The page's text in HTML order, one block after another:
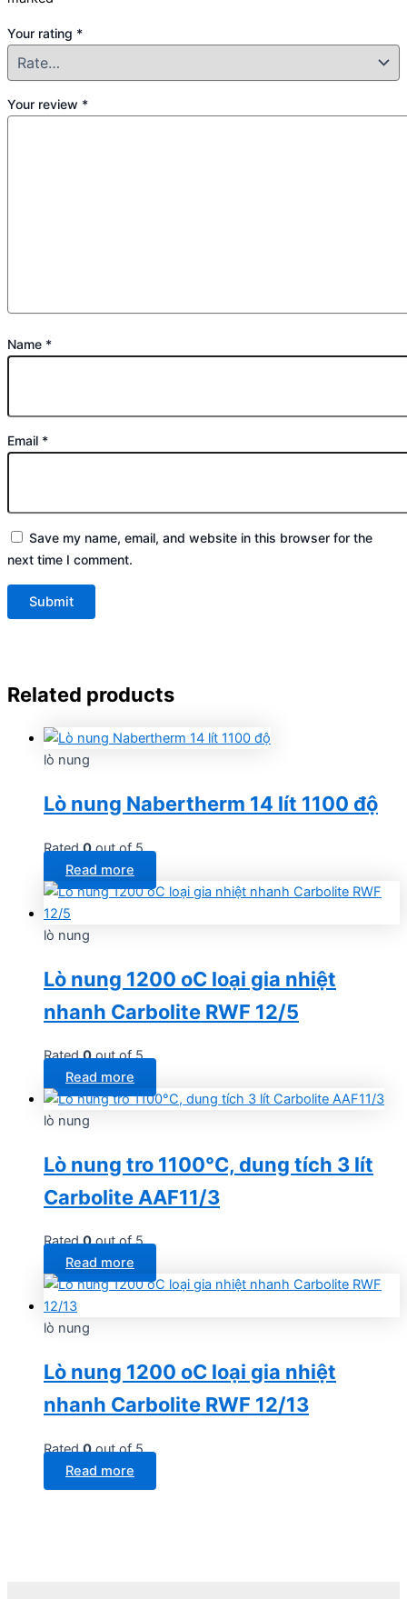
Your rating *
Your review *
Name *
Email *
Save my name, email, and website in this browser for the
next time I comment.
Related products
lò nung
Lò nung Nabertherm 14 lít 1100 độ
Rated0out of 5
Read more
lò nung
Lò nung 1200 oC loại gia nhiệt
nhanh Carbolite RWF 12/5
Rated0out of 5
Read more
lò nung
Lò nung tro 1100°C, dung tích 3 lít
Carbolite AAF11/3
Rated0out of 5
Read more
lò nung
Lò nung 1200 oC loại gia nhiệt
nhanh Carbolite RWF 12/13
Rated0out of 5
Read more